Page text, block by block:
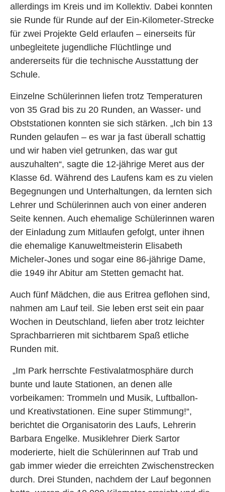
allerdings im Kreis und im Kollektiv. Dabei konnten
sie Runde für Runde auf der Ein-Kilometer-Strecke
für zwei Projekte Geld erlaufen – einerseits für
unbegleitete jugendliche Flüchtlinge und
andererseits für die technische Ausstattung der
Schule.
Einzelne Schülerinnen liefen trotz Temperaturen
von 35 Grad bis zu 20 Runden, an Wasser- und
Obststationen konnten sie sich stärken. „Ich bin 13
Runden gelaufen – es war ja fast überall schattig
und wir haben viel getrunken, das war gut
auszuhalten“, sagte die 12-jährige Meret aus der
Klasse 6d. Während des Laufens kam es zu vielen
Begegnungen und Unterhaltungen, da lernten sich
Lehrer und Schülerinnen auch von einer anderen
Seite kennen. Auch ehemalige Schülerinnen waren
der Einladung zum Mitlaufen gefolgt, unter ihnen
die ehemalige Kanuweltmeisterin Elisabeth
Micheler-Jones und sogar eine 86-jährige Dame,
die 1949 ihr Abitur am Stetten gemacht hat.
Auch fünf Mädchen, die aus Eritrea geflohen sind,
nahmen am Lauf teil. Sie leben erst seit ein paar
Wochen in Deutschland, liefen aber trotz leichter
Sprachbarrieren mit sichtbarem Spaß etliche
Runden mit.
„Im Park herrschte Festivalatmosphäre durch
bunte und laute Stationen, an denen alle
vorbeikamen: Trommeln und Musik, Luftballon-
und Kreativstationen. Eine super Stimmung!“,
berichtet die Organisatorin des Laufs, Lehrerin
Barbara Engelke. Musiklehrer Dierk Sartor
moderierte, hielt die Schülerinnen auf Trab und
gab immer wieder die erreichten Zwischenstrecken
durch. Drei Stunden, nachdem der Lauf begonnen